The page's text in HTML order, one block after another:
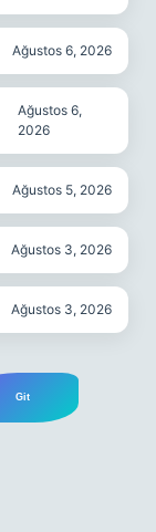
Ağustos 6, 2026
Ağustos 6,
2026
Ağustos 5, 2026
Ağustos 3, 2026
Ağustos 3, 2026